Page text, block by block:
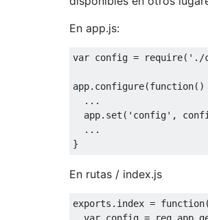
En app.js:
var config = require( './
app.configure(function( )
  ...
  app.set(
'config' ,
  ...
En rutas / index.js
exports .index = function(
var config =